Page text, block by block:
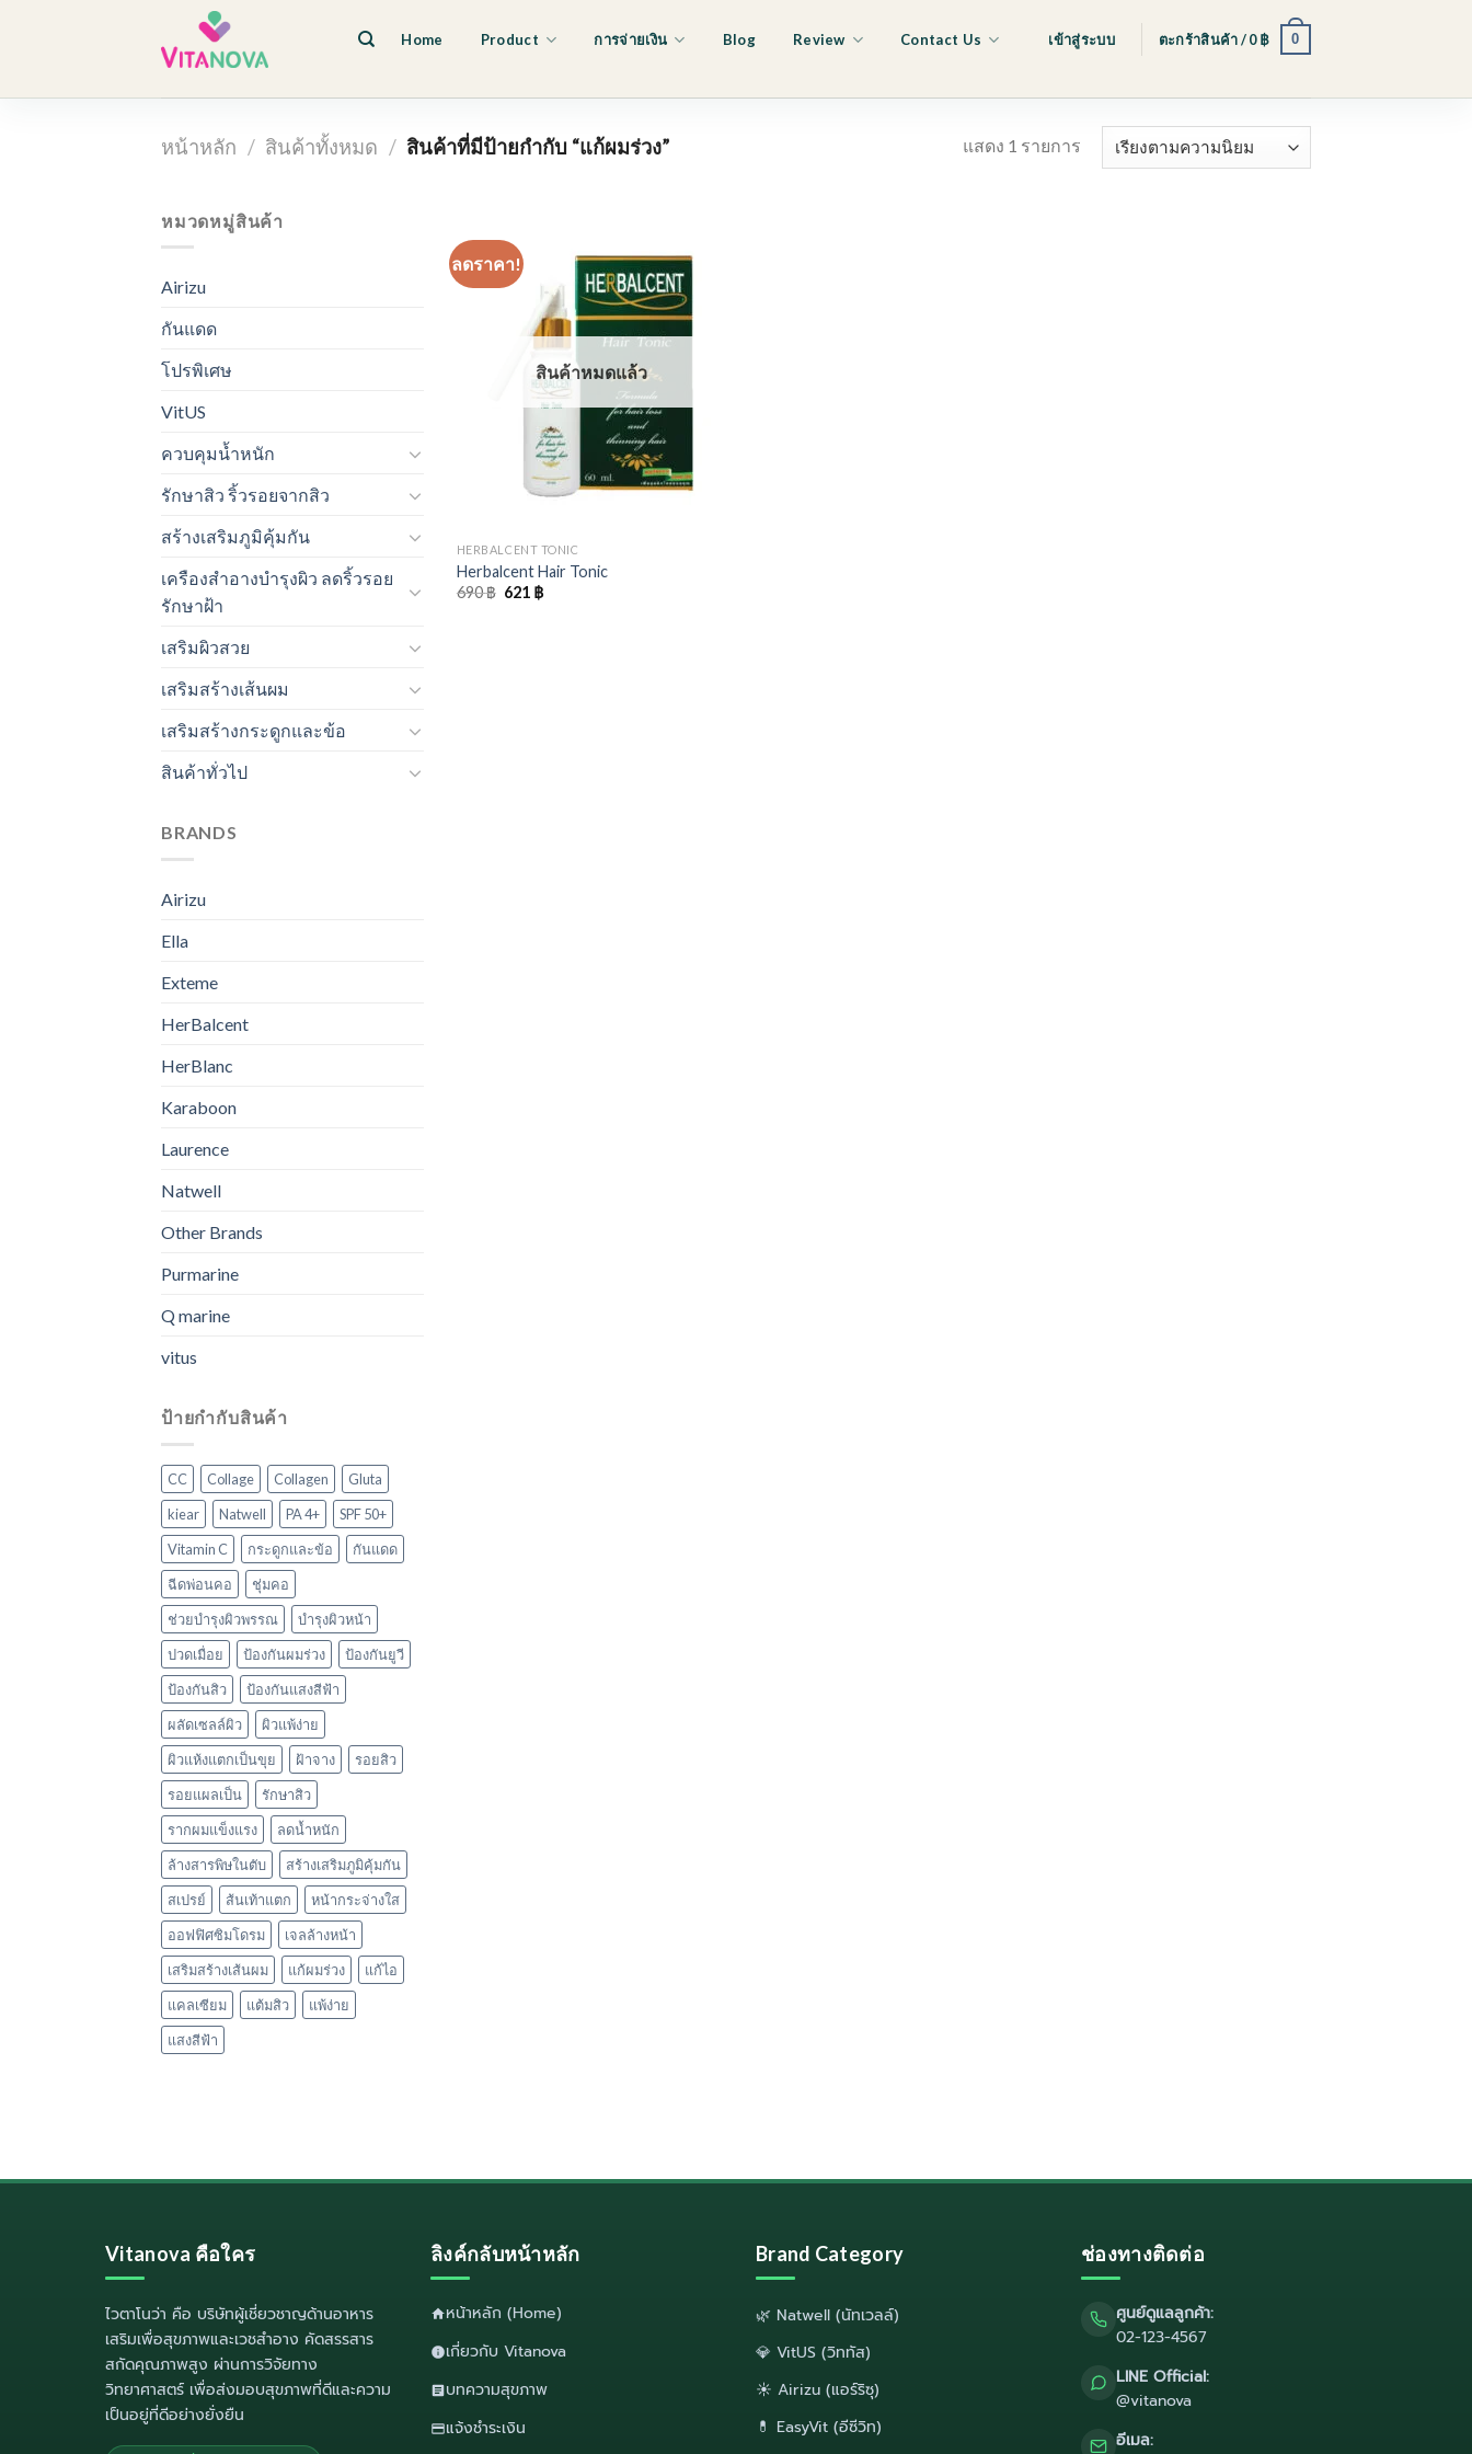
Home Product การจ่ายเงิน Blog Review Contact Us เข้าสู่ระบบ ตะกร้าสินค้า /0฿ 0
หน้าหลัก / สินค้าทั้งหมด / สินค้าที่มีป้ายกำกับ “แก้ผมร่วง” แสดง 1 รายการ
หมวดหมู่สินค้า
Airizu
กันแดด
โปรพิเศษ
VitUS
ควบคุมน้ำหนัก
รักษาสิว ริ้วรอยจากสิว
สร้างเสริมภูมิคุ้มกัน
เครืองสำอางบำรุงผิว ลดริ้วรอย
รักษาฝ้า
เสริมผิวสวย
เสริมสร้างเส้นผม
เสริมสร้างกระดูกและข้อ
สินค้าทั่วไป
BRANDS
Airizu
Ella
Exteme
HerBalcent
HerBlanc
Karaboon
Laurence
Natwell
Other Brands
Purmarine
Q marine
vitus
ป้ายกำกับสินค้า
CC Collage Collagen
Gluta
kiear
Natwell PA 4+
SPF 50+
Vitamin C
กระดูกและข้อ
กันแดด
ฉีดพ่อนคอ
ชุ่มคอ
ช่วยบำรุงผิวพรรณ
บำรุงผิวหน้า
ปวดเมื่อย
ป้องกันผมร่วง
ป้องกันยูวี
ป้องกันสิว
ป้องกันแสงสีฟ้า
ผลัดเซลล์ผิว
ผิวแพ้ง่าย
ผิวแห้งแตกเป็นขุย
ฝ้าจาง
รอยสิว
รอยแผลเป็น
รักษาสิว
รากผมแข็งแรง
ลดน้ำหนัก
ล้างสารพิษในตับ
สร้างเสริมภูมิคุ้มกัน
สเปรย์
ส้นเท้าแตก
หน้ากระจ่างใส
ออฟฟิศซิมโดรม
เจลล้างหน้า
เสริมสร้างเส้นผม
แก้ผมร่วง
แก้ไอ
แคลเซียม
แต้มสิว
แพ้ง่าย
แสงสีฟ้า
ลดราคา!
สินค้าหมดแล้ว
HERBALCENT TONIC
Herbalcent Hair Tonic
690฿ Original
price
621 ฿Current
Vitanova คือใคร
ไวตาโนว่า คือ บริษัทผู้เชี่ยวชาญด้านอาหาร
เสริมเพื่อสุขภาพและเวชสำอาง คัดสรรสาร
สกัดคุณภาพสูง ผ่านการวิจัยทาง
วิทยาศาสตร์ เพื่อส่งมอบสุขภาพที่ดีและความ
เป็นอยู่ที่ดีอย่างยั่งยืน
ลิงค์กลับหน้าหลัก
หน้าหลัก (Home)
เกี่ยวกับ Vitanova
บทความสุขภาพ
แจ้งชำระเงิน
Brand Category
🌿 Natwell (นัทเวลล์)
💎 VitUS (วิททัส)
☀️ Airizu (แอร์ริซุ)
💊 EasyVit (อีซีวิท)
ช่องทางติดต่อ
ศูนย์ดูแลลูกค้า:
02-123-4567
LINE Official:
@vitanova
อีเมล: